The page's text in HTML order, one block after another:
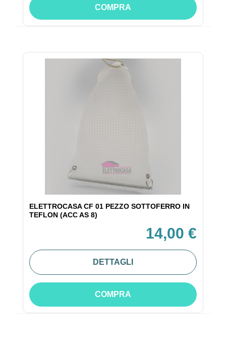
COMPRA
ELETTROCASA CF 01 PEZZO SOTTOFERRO IN
TEFLON (ACC AS 8)
14,00 €
DETTAGLI
COMPRA